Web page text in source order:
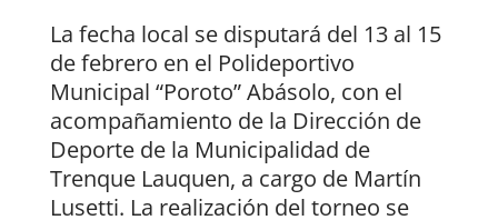
La fecha local se disputará del 13 al 15
de febrero en el Polideportivo
Municipal “Poroto” Abásolo, con el
acompañamiento de la Dirección de
Deporte de la Municipalidad de
Trenque Lauquen, a cargo de Martín
Lusetti. La realización del torneo se